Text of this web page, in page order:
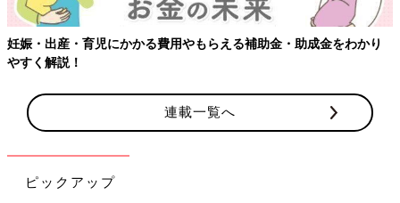
さきさんはコースターや造花を使って手作りインテリアを楽しん
でいるそう。お花のような形のコースターが、造花との相性ばっ
妊娠・出産・育児にかかる費用やもらえる補助金・助成金をわかり
やすく解説！
連載一覧へ
ピックアップ